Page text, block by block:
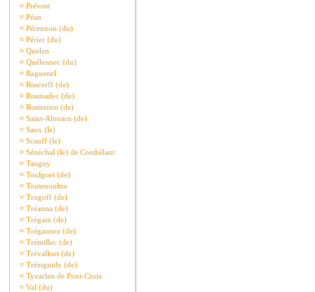
¤ Prévost
¤ Péan
¤ Pérennou (du)
¤ Périer (du)
¤ Quelen
¤ Quélennec (du)
¤ Raguenel
¤ Roscerff (de)
¤ Rosmadec (de)
¤ Rostrenen (de)
¤ Saint-Alouarn (de)
¤ Saux (le)
¤ Scauff (le)
¤ Sénéchal (le) de Coethélant
¤ Tanguy
¤ Toulgoet (de)
¤ Toutenoultre
¤ Trogoff (de)
¤ Tréanna (de)
¤ Trégain (de)
¤ Trégannez (de)
¤ Trémillec (de)
¤ Trévalloet (de)
¤ Tréziguidy (de)
¤ Tyvarlen de Pont-Croix
¤ Val (du)